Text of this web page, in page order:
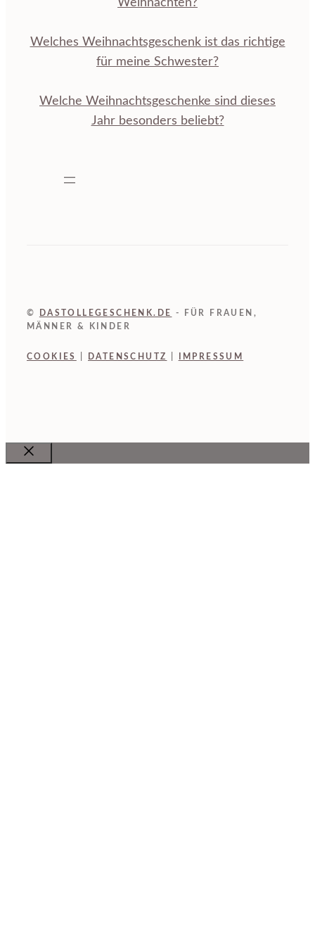
Weihnachten?
Welches Weihnachtsgeschenk ist das richtige
für meine Schwester?
Welche Weihnachtsgeschenke sind dieses
Jahr besonders beliebt?
© DASTOLLEGESCHENK.DE
- FÜR FRAUEN,
MÄNNER & KINDER
COOKIES DATENSCHUTZ IMPRESSUM